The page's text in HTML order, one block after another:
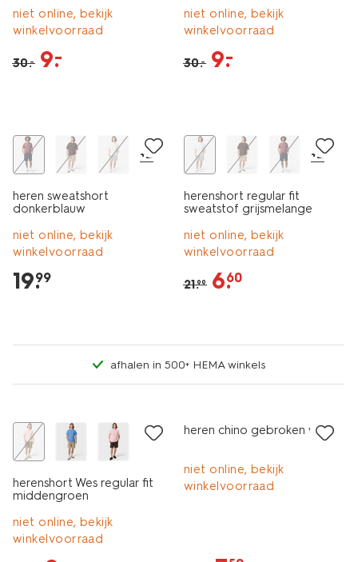
niet online, bekijk
winkelvoorraad
30.– 9.
–
niet online, bekijk
winkelvoorraad
30.– 9.
–
+2
heren sweatshort
donkerblauw
niet online, bekijk
winkelvoorraad
19.
99
+2
herenshort regular fit
sweatstof grijsmelange
niet online, bekijk
winkelvoorraad
21.99 6.
60
afhalen in 500+ HEMA winkels
herenshort Wes regular fit
middengroen
niet online, bekijk
winkelvoorraad
heren chino gebroken wit
niet online, bekijk
winkelvoorraad